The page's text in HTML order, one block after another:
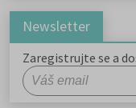
Newsletter
Zaregistrujte se a